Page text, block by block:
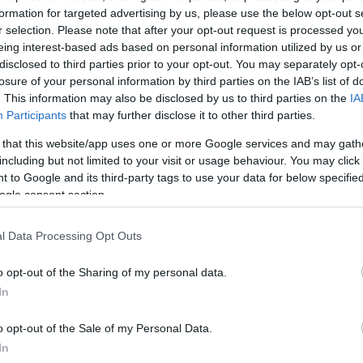
for targeted advertising by us, please use the below opt-out
selection. Please note that after your opt-out request is processed
interest-based ads based on personal information utilized by us
to third parties prior to your opt-out. You may separately
of your personal information by third parties on the IAB’s list of
This information may also be disclosed by us to third parties on the
Participants that may further disclose it to other third parties.
that this website/app uses one or more Google services and may
but not limited to your visit or usage behaviour. You may
to Google and its third-party tags to use your data for below
consent section.
Data Processing Opt Outs
opt-out of the Sharing of my personal data.
opt-out of the Sale of my Personal Data.
τις τελευταίες ημέρες με
τεχνική που έχει
την beauty κοινότητα σε
νέας σειράς
artistPatrickTa, η
εφέ.